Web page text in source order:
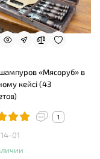
«Мясоруб» в
кейсі (43
1
01